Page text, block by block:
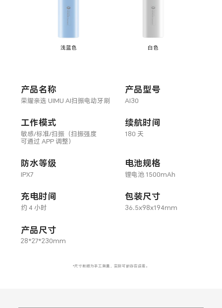
浅蓝色 白色
产品名称
荣耀亲选 UIMU AI扫振电动牙刷
产品型号
AI30
工作模式
敏感/标准/扫振（扫振强度
可通过 APP 调整）
续航时间
180 天
防水等级
IPX7
电池规格
锂电池 1500mAh
充电时间
约 4 小时
包装尺寸
36.5x98x194mm
产品尺寸
28*27*230mm
*尺寸数据为手工测量，实际可能存在误差。